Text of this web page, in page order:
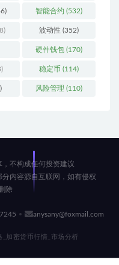
智能合约 (532)
波动性 (352)
硬件钱包 (170)
稳定币 (114)
风险管理 (110)
不构成任何投资建议
内容源自互联网，如有侵权
除
anysany@foxmail.com
加密货币行情_市场分析